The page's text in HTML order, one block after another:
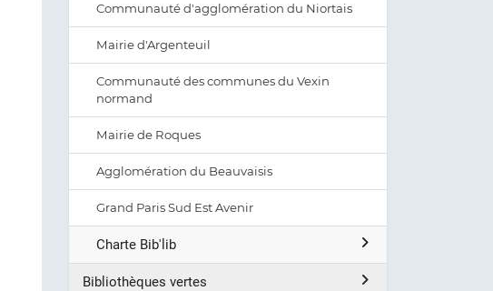
Communauté d'agglomération du Niortais
Mairie d'Argenteuil
Communauté des communes du Vexin
normand
Mairie de Roques
Agglomération du Beauvaisis
Grand Paris Sud Est Avenir
Charte Bib'lib
Bibliothèques vertes